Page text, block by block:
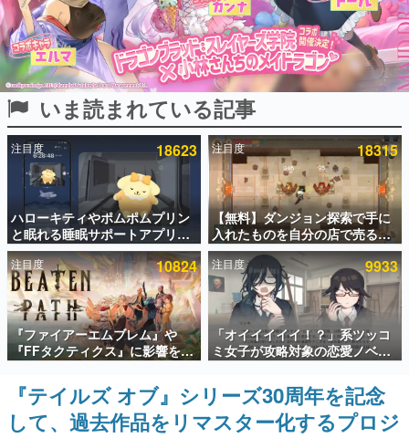
インタビュー
連載・特集一覧
殿堂入り記事
SNS拡散数が数千以上！ ページビュー数万以上！ などな
ど。多くの人々に読まれた、電ファミ渾身の“殿堂入り”記
事をまとめました。
ゲームの企画書
名作ゲームクリエイターの方々に製作時のエピソードをお
聞きし、ヒットする企画（ゲーム）とは何か？を探ってい
きます。
赫本
この物語を解いてはいけない。『赫本』は、〈試験問題〉
の形をした短編ホラー小説集です。
新世代に訊く
これからのデジタルゲーム市場を担う若きクリエイター達
の姿を追い、彼らのルーツと情熱を探っていきます。
ゲーム世代の作家たち
ゲームに多大な影響を受けた作家さんに取材し、ゲームが
日本のコンテンツ産業やカルチャーに与えた影響を探る企
いま読まれている記事
注目度 18623
ハローキティやポムポムプリン
と眠れる睡眠サポートアプリ
『ゆめたび』が配信中。キャラ
ごとのASMRや目覚ましアラー
ムも搭載
注目度 18315
【無料】ダンジョン探索で手に
入れたものを自分の店で売るゲ
ーム『Moonlighter』がSteam
にて無料配布中！続編
『Moonlighter 2』の9月2日正
式リリースを記念したキャンペ
ーン
注目度 10824
『ファイアーエムブレム』や
『FFタクティクス』に影響を受
けた新作戦略RPG『Beaten
Path』2027年に発売へ。
PC（Steam）、PS5、Xbox、
Switch向けにリリース予定
注目度 9933
「オイイイイイ！？」系ツッコ
ミ女子が攻略対象の恋愛ノベル
ゲーム『美術部カノジョ』
Steamストアページが公開。
「お前らーそろそろ自重しろ
ー？＾＾」暗黒微笑の夢女子
や、萌え声不思議ちゃん女子と
『テイルズ オブ』シリーズ30周年を記念
して、過去作品をリマスター化するプロジ